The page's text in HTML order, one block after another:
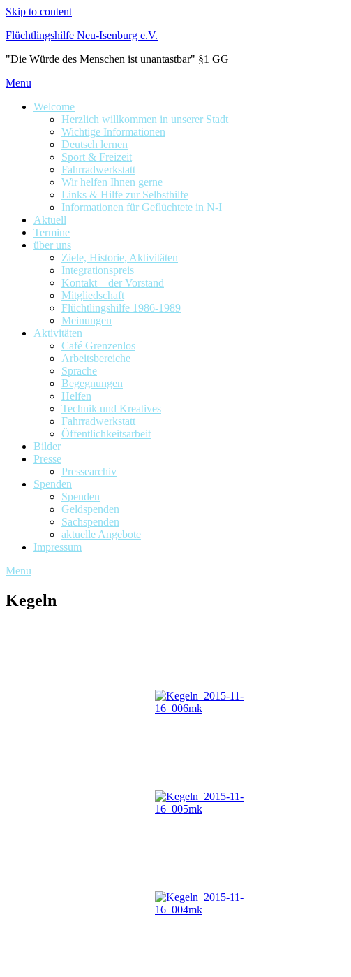
Skip to content
Flüchtlingshilfe Neu-Isenburg e.V.
"Die Würde des Menschen ist unantastbar" §1 GG
Menu
Welcome
Herzlich willkommen in unserer Stadt
Wichtige Informationen
Deutsch lernen
Sport & Freizeit
Fahrradwerkstatt
Wir helfen Ihnen gerne
Links & Hilfe zur Selbsthilfe
Informationen für Geflüchtete in N-I
Aktuell
Termine
über uns
Ziele, Historie, Aktivitäten
Integrationspreis
Kontakt – der Vorstand
Mitgliedschaft
Flüchtlingshilfe 1986-1989
Meinungen
Aktivitäten
Café Grenzenlos
Arbeitsbereiche
Sprache
Begegnungen
Helfen
Technik und Kreatives
Fahrradwerkstatt
Öffentlichkeitsarbeit
Bilder
Presse
Pressearchiv
Spenden
Spenden
Geldspenden
Sachspenden
aktuelle Angebote
Impressum
Menu
Kegeln